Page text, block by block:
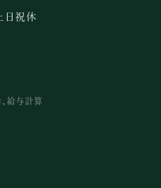
祝休
給与計算